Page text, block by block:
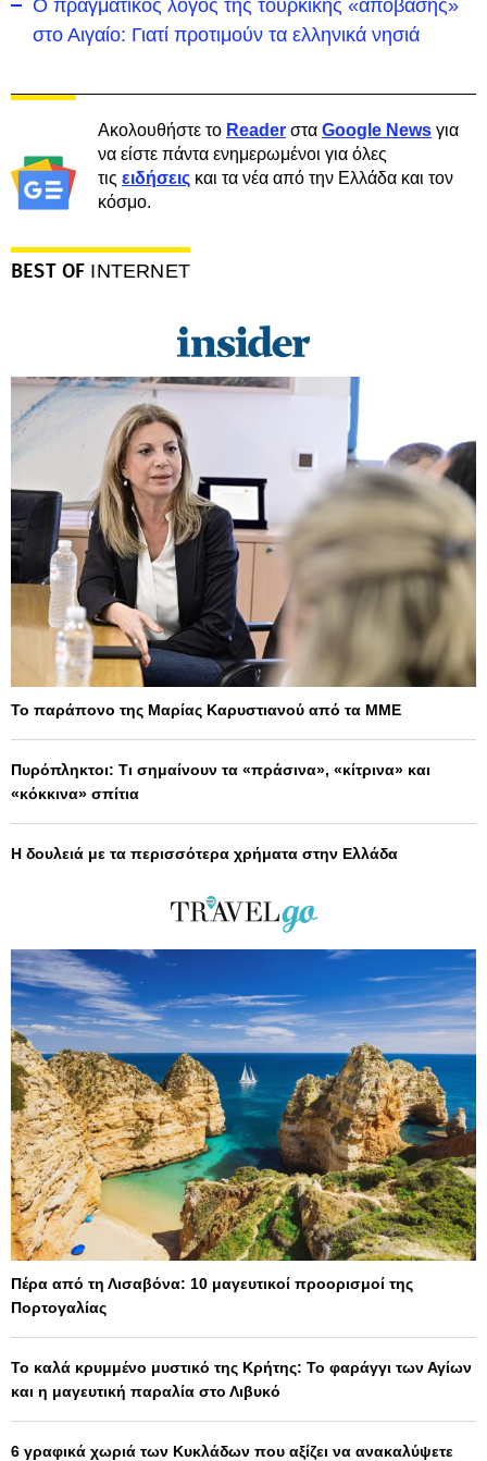
Ο πραγματικός λόγος της τουρκικής «απόβασης»
στο Αιγαίο: Γιατί προτιμούν τα ελληνικά νησιά
Ακολουθήστε το Reader στα Google News για
να είστε πάντα ενημερωμένοι για όλες
τις ειδήσεις και τα νέα από την Ελλάδα και τον
κόσμο.
BEST OF INTERNET
Το παράπονο της Μαρίας Καρυστιανού από τα ΜΜΕ
Πυρόπληκτοι: Τι σημαίνουν τα «πράσινα», «κίτρινα» και
«κόκκινα» σπίτια
Η δουλειά με τα περισσότερα χρήματα στην Ελλάδα
Πέρα από τη Λισαβόνα: 10 μαγευτικοί προορισμοί της
Πορτογαλίας
Το καλά κρυμμένο μυστικό της Κρήτης: Το φαράγγι των Αγίων
και η μαγευτική παραλία στο Λιβυκό
6 γραφικά χωριά των Κυκλάδων που αξίζει να ανακαλύψετε